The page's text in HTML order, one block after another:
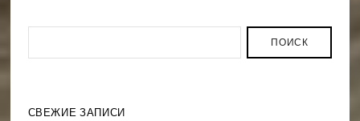
ПОИСК
СВЕЖИЕ ЗАПИСИ